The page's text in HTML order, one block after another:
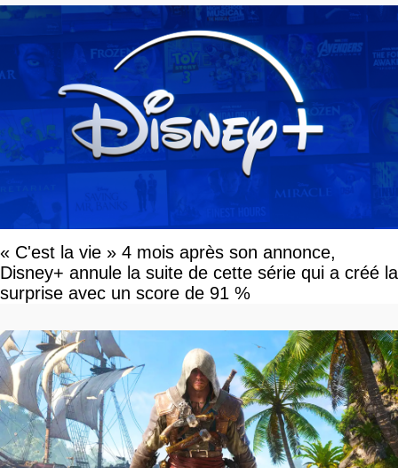
« C'est la vie » 4 mois après son annonce,
Disney+ annule la suite de cette série qui a créé la
surprise avec un score de 91 %